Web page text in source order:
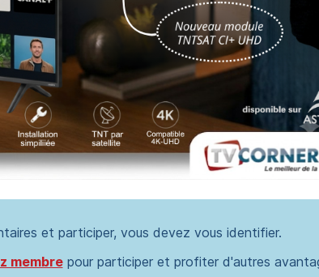
et participer, vous devez vous identifier.
membrepour participer et profiter d'autres